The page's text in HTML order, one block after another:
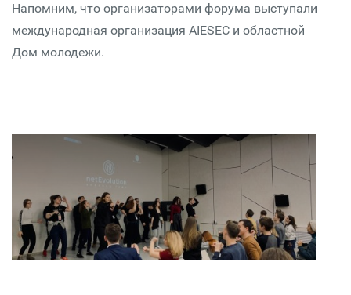
Напомним, что организаторами форума выступали
международная организация AIESEC и областной
Дом молодежи.